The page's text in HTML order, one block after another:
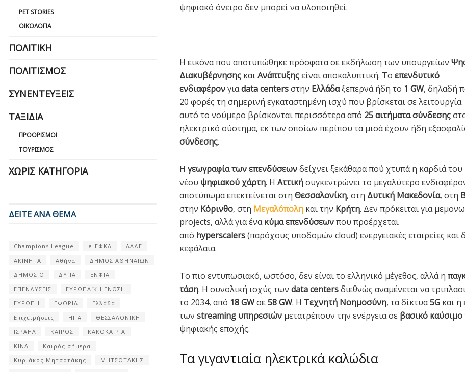
ψηφιακό όνειρο δεν μπορεί να υλοποιηθεί.
Η εικόνα που αποτυπώθηκε πρόσφατα σε εκδήλωση των υπουργείων
Διακυβέρνησης καιΑνάπτυξηςείναι αποκαλυπτική. Το επενδυτικό
ενδιαφέρονγιαdata centersστην Ελλάδαξεπερνά ήδη το 1 GW, δηλαδή
20 φορές τη σημερινή εγκαταστημένη ισχύ που βρίσκεται σε
αυτό το νούμερο βρίσκονται περισσότερα από 25 αιτήματα σύνδεσης
ηλεκτρικό σύστημα, εκ των οποίων περίπου τα μισά έχουν ήδη
σύνδεσης.
Η γεωγραφία των επενδύσεωνδείχνει ξεκάθαρα πού χτυπά η καρδιά του
νέου ψηφιακού χάρτη. Η Αττικήσυγκεντρώνει το μεγαλύτερο
αποτύπωμα επεκτείνεται στη Θεσσαλονίκη, στη Δυτική Μακεδονία, στη
στην Κόρινθο, στη Μεγαλόπολη και την Κρήτη. Δεν πρόκειται για
projects, αλλά για ένακύμα επενδύσεωνπου προέρχεται
από hyperscalers(παρόχους υποδομών cloud) ενεργειακές εταιρείες και
κεφάλαια.
Το πιο εντυπωσιακό, ωστόσο, δεν είναι το ελληνικό μέγεθος, αλλά η
τάση. Η συνολική ισχύς των data centersδιεθνώς αναμένεται να
το 2034, από 18 GWσε58 GW. Η Τεχνητή Νοημοσύνη, τα δίκτυα5G και η
των streaming υπηρεσιών μετατρέπουν την ενέργεια σε βασικό καύσιμο
ψηφιακής εποχής.
Τα γιγαντιαία ηλεκτρικά καλώδια
PET STORIES
ΟΙΚΟΛΟΓΊΑ
ΠΟΛΙΤΙΚΉ
ΠΟΛΙΤΙΣΜΌΣ
ΣΥΝΕΝΤΕΎΞΕΙΣ
ΤΑΞΊΔΙΑ
ΠΡΟΟΡΙΣΜΟΊ
ΤΟΥΡΙΣΜΌΣ
ΧΩΡΊΣ ΚΑΤΗΓΟΡΊΑ
ΔΕΙΤΕ ΑΝΑ ΘΕΜΑ
Champions League e-ΕΦΚΑ
ΑΑΔΕ
ΑΚΙΝΗΤΑ
Αθήνα
ΔΗΜΟΣ ΑΘΗΝΑΙΩΝ
ΔΗΜΟΣΙΟ
ΔΥΠΑ
ΕΝΦΙΑ
ΕΠΕΝΔΥΣΕΙΣ
ΕΥΡΩΠΑΪΚΗ ΕΝΩΣΗ
ΕΥΡΩΠΗ
ΕΦΟΡΙΑ
Ελλάδα
Επιχειρήσεις
ΗΠΑ
ΘΕΣΣΑΛΟΝΙΚΗ
ΙΣΡΑΗΛ
ΚΑΙΡΟΣ
ΚΑΚΟΚΑΙΡΙΑ
ΚΙΝΑ
Καιρός σήμερα
Κυριάκος Μητσοτάκης
ΜΗΤΣΟΤΑΚΗΣ